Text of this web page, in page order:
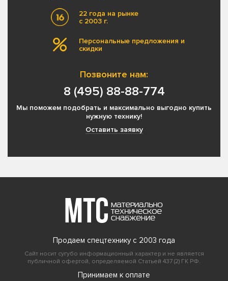
22 года на рынке
с 2003 г.
Персональные предложения и
скидки
Позвоните нам:
8 (495) 88-88-774
Мы поможем подобрать и максимально выгодно купить
нужную технику!
Оставить заявку
Продаем спецтехнику с 2003 года
Сайт носит сугубо информационный характер и не является
публичной офертой, определяемой Статьей 437 (2) ГК РФ.
Принимаем к оплате